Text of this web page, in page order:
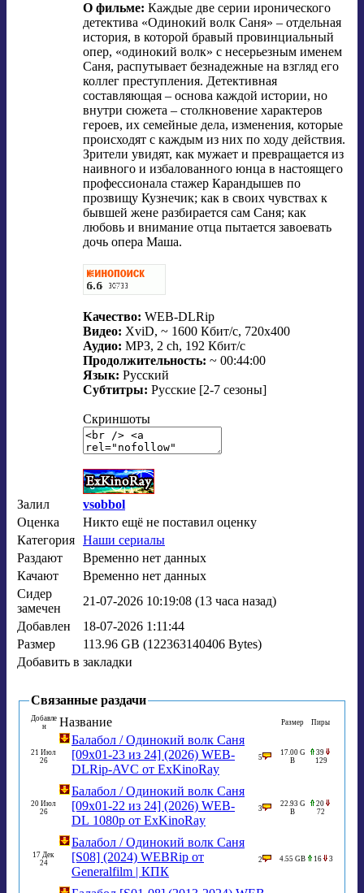
О фильме: Каждые две серии иронического
детектива «Одинокий волк Саня» – отдельная
история, в которой бравый провинциальный
опер, «одинокий волк» с несерьезным именем
Саня, распутывает безнадежные на взгляд его
коллег преступления. Детективная
составляющая – основа каждой истории, но
внутри сюжета – столкновение характеров
героев, их семейные дела, изменения, которые
происходят с каждым из них по ходу действия.
Зрители увидят, как мужает и превращается из
наивного и избалованного юнца в настоящего
профессионала стажер Карандышев по
прозвищу Кузнечик; как в своих чувствах к
бывшей жене разбирается сам Саня; как
любовь и внимание отца пытается завоевать
дочь опера Маша.
Качество: WEB-DLRip
Видео: XviD, ~ 1600 Кбит/с, 720x400
Аудио: MPЗ, 2 ch, 192 Кбит/с
Продолжительность: ~ 00:44:00
Язык: Русский
Субтитры: Русские [2-7 сезоны]
Скриншоты
Залил
vsobbol
Оценка
Никто ещё не поставил оценку
Категория Наши сериалы
Раздают
Временно нет данных
Качают
Временно нет данных
Сидер
замечен
21-07-2026 10:19:08 (13 часа назад)
Добавлен
18-07-2026 1:11:44
Размер
113.96 GB (122363140406 Bytes)
Добавить в закладки
Связанные раздачи
Добавле
н
Название Размер Пиры
21 Июл
26
Балабол / Одинокий волк Саня
[09x01-23 из 24] (2026) WEB-
DLRip-AVC от ExKinoRay
5
17.00 G
B
39
129
20 Июл
26
Балабол / Одинокий волк Саня
[09x01-22 из 24] (2026) WEB-
DL 1080p от ExKinoRay
3
22.93 G
B
20
72
17 Дек
24
Балабол / Одинокий волк Саня
[S08] (2024) WEBRip от
Generalfilm | КПК
2 4.55 GB 16 3